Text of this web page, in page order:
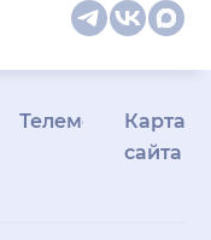
Телемедицина
Карта
сайта